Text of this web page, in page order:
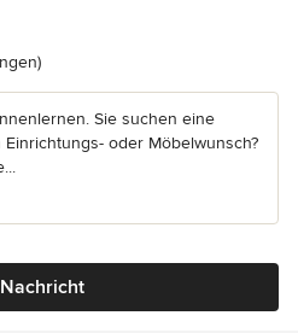
5 von 5 Sternen
Sie suchen eine
oder Möbelwunsch?
Nachricht